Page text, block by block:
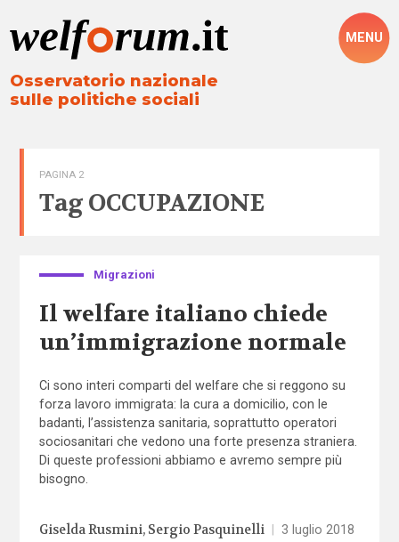
Osservatorio nazionale
sulle politiche sociali
MENU
PAGINA 2
Tag OCCUPAZIONE
Migrazioni
Il welfare italiano chiede
un’immigrazione normale
Ci sono interi comparti del welfare che si reggono su
forza lavoro immigrata: la cura a domicilio, con le
badanti, l’assistenza sanitaria, soprattutto operatori
sociosanitari che vedono una forte presenza straniera.
Di queste professioni abbiamo e avremo sempre più
bisogno.
Giselda Rusmini Sergio Pasquinelli 3 luglio 2018